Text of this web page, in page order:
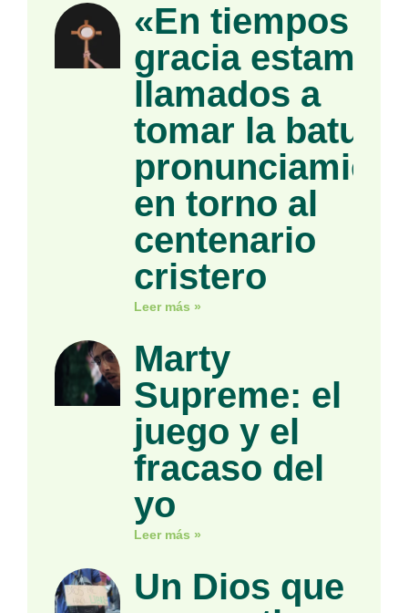
«En tiempos de
gracia estamos
llamados a
tomar la
en torno al
centenario
cristero
Leer más »
Marty
Supreme: el
juego y el
fracaso del
yo
Leer más »
Un Dios que